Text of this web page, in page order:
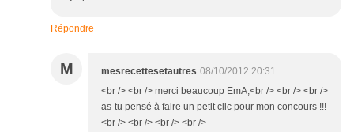
Répondre
M mesrecettesetautres 08/10/2012 20:31
<br /> <br /> merci beaucoup EmA,<br /> <br /> <br />
as-tu pensé à faire un petit clic pour mon concours !!!
<br /> <br /> <br /> <br />